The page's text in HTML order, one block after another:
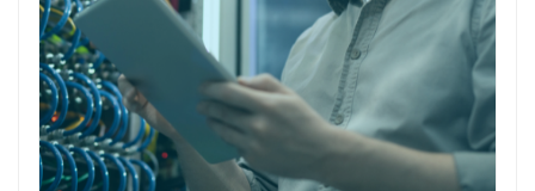
Numéro de téléphone